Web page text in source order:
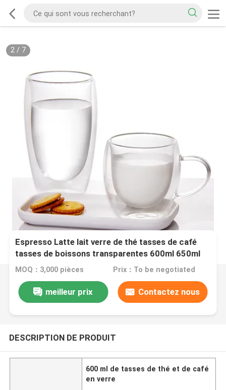
2/ 7
Espresso Latte lait verre de thé tasses de café
tasses de boissons transparentes 600ml 650ml
MOQ：3,000 pièces Prix：To be negotiated
meilleur prix Contactez nous
DESCRIPTION DE PRODUIT
600 ml de tasses de thé et de café
en verre